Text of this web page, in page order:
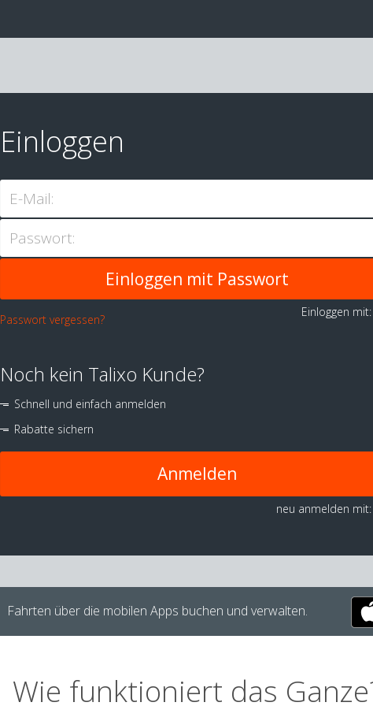
Einloggen
E-Mail:
Passwort:
Passwort vergessen?
Einloggen
Noch kein Talixo Kunde?
Schnell und einfach anmelden
Rabatte sichern
Anmelden
neu anmelden mit:
Fahrten über die mobilen Apps buchen und verwalten.
Wie funktioniert das